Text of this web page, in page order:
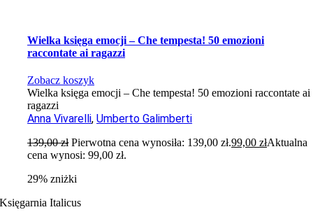
Wielka księga emocji – Che tempesta! 50 emozioni
raccontate ai ragazzi
Zobacz koszyk
Wielka księga emocji – Che tempesta! 50 emozioni raccontate ai
ragazzi
Anna Vivarelli,Umberto Galimberti
139,00zł Pierwotna cena wynosiła: 139,00 zł.99,00złAktualna
cena wynosi: 99,00 zł.
29% zniżki
Księgarnia Italicus